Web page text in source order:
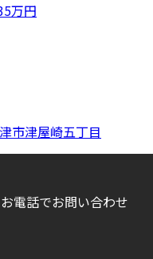
万円
市津屋崎五丁目
お電話でお問い合わせ